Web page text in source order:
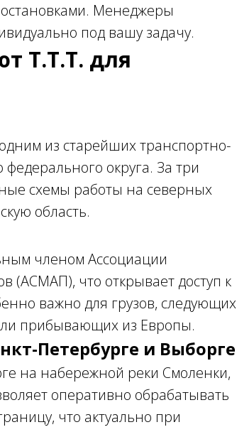
Менеджеры
под вашу задачу.
Т.Т.Т. для
из старейших транспортно-
округа. За три
схемы работы на северных
область.
членом Ассоциации
(АСМАП), что открывает доступ к
важно для грузов, следующих
прибывающих из Европы.
Петербурге и Выборге
на набережной реки Смоленки,
оперативно обрабатывать
что актуально при